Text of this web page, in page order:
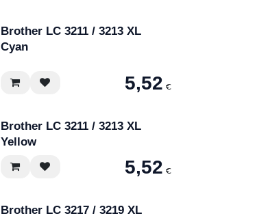
Brother LC 3211 / 3213 XL
Cyan
5,52 €
Brother LC 3211 / 3213 XL
Yellow
5,52 €
Brother LC 3217 / 3219 XL